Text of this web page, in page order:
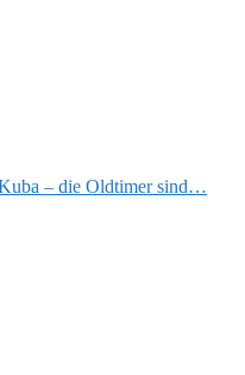
– die Oldtimer sind…